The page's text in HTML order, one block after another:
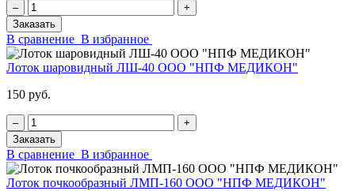
‒
+
Заказать
В сравнение В избранное
Лоток шаровидный ЛШ-40 ООО "НПФ МЕДИКОН"
150 руб.
‒
+
Заказать
В сравнение В избранное
Лоток почкообразный ЛМП-160 ООО "НПФ МЕДИКОН"